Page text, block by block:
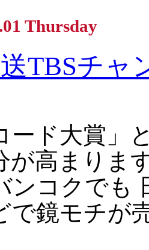
Thursday
TBSチャ
ード大賞」
が高まりま
ンコクでも
で鏡モチが